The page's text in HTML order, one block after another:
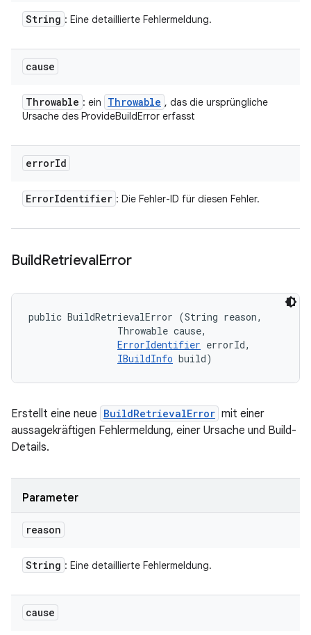
String : Eine detaillierte Fehlermeldung.
cause
Throwable : ein Throwable , das die ursprüngliche
Ursache des ProvideBuildError erfasst
errorId
ErrorIdentifier : Die Fehler-ID für diesen Fehler.
BuildRetrievalError
public BuildRetrievalError (String reason,
                Throwable cause,
ErrorIdentifier errorId,
IBuildInfo build)
Erstellt eine neue BuildRetrievalError mit einer
aussagekräftigen Fehlermeldung, einer Ursache und Build-
Details.
Parameter
reason
String : Eine detaillierte Fehlermeldung.
cause